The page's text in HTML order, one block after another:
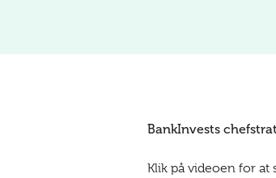
BankInvests
Klik på videoen for at